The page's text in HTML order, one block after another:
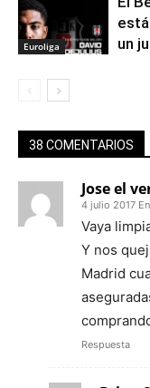
Euroliga
un
38 COMENTARIOS
Jose el
4 julio 2017
Vaya
Y nos
Madrid
Respuesta